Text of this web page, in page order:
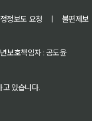
정보도 요청 ㅣ 불편제보
보호책임자 : 공도윤
고 있습니다.